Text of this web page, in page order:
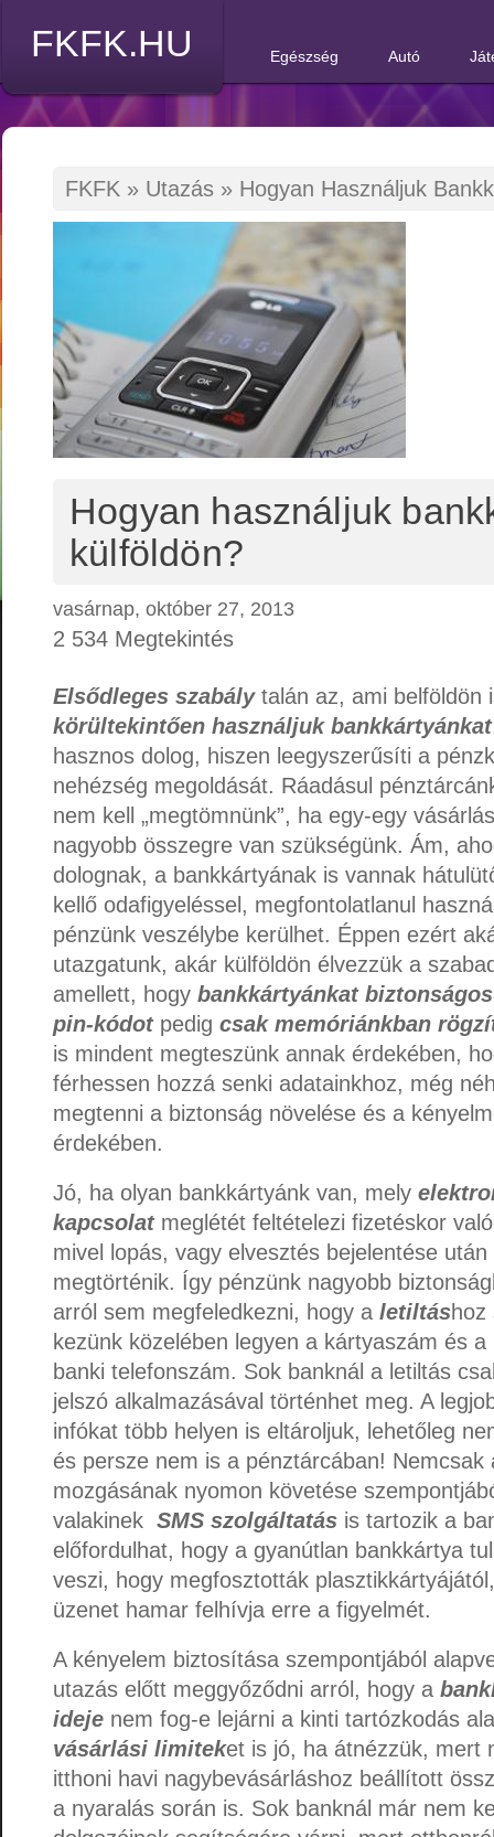
FKFK.HU Egészség Autó
FKFK » Utazás » Hogyan Használjuk
Hogyan használjuk
külföldön?
vasárnap, október 27, 2013
2 534 Megtekintés
Elsődleges szabálytalán az, ami belföldön
körültekintően használjuk bankkártyánkat
hasznos dolog, hiszen leegyszerűsíti a
nehézség megoldását. Ráadásul
nem kell „megtömnünk”, ha egy-egy
nagyobb összegre van szükségünk. Ám,
dolognak, a bankkártyának is vannak
kellő odafigyeléssel, megfontolatlanul
pénzünk veszélybe kerülhet. Éppen ezért
utazgatunk, akár külföldön élvezzük a
amellett, hogy bankkártyánkat
pin-kódot pedig csak memóriánkban
is mindent megteszünk annak érdekében,
férhessen hozzá senki adatainkhoz, még
megtenni a biztonság növelése és a
érdekében.
Jó, ha olyan bankkártyánk van, mely
kapcsolat meglétét feltételezi fizetéskor
mivel lopás, vagy elvesztés bejelentése
megtörténik. Így pénzünk nagyobb
arról sem megfeledkezni, hogy a letiltás
kezünk közelében legyen a kártyaszám és
banki telefonszám. Sok banknál a letiltás
jelszó alkalmazásával történhet meg. A
infókat több helyen is eltároljuk, lehetőleg
és persze nem is a pénztárcában! Nemcsak
mozgásának nyomon követése
valakinek SMS szolgáltatás is tartozik a
előfordulhat, hogy a gyanútlan bankkártya
veszi, hogy megfosztották
üzenet hamar felhívja erre a figyelmét.
A kényelem biztosítása szempontjából
utazás előtt meggyőződni arról, hogy a
ideje nem fog-e lejárni a kinti tartózkodás
vásárlási limiteket is jó, ha átnézzük, mert
itthoni havi nagybevásárláshoz beállított
a nyaralás során is. Sok banknál már nem